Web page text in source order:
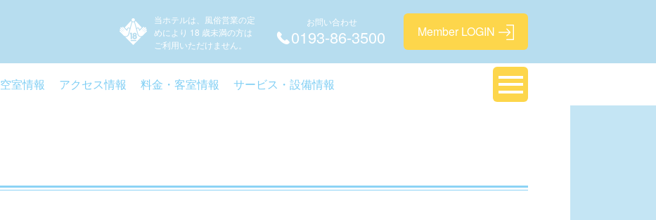
当ホテルは、風俗営業の定
めにより 18 歳未満の方は
ご利用いただけません。
お問い合わせ
0193-86-3500
空室情報 アクセス情報 料金・客室情報 サービス・設備情報